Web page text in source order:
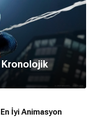
En İyi Animasyon